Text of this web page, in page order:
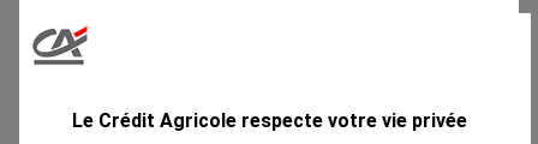
Le Crédit Agricole respecte votre vie privée